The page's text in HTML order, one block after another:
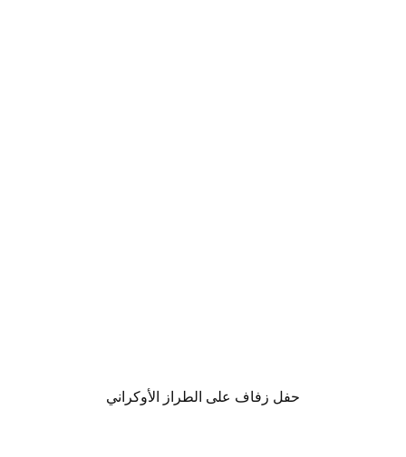
حفل زفاف على الطراز الأوكراني